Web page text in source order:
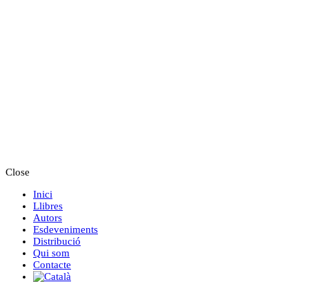
Close
Inici
Llibres
Autors
Esdeveniments
Distribució
Qui som
Contacte